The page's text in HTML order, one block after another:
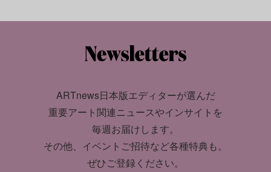
ARTnews日本版エディターが選んだ
重要アート関連ニュースやインサイトを
毎週お届けします。
その他、イベントご招待など各種特典も。
ぜひご登録ください。